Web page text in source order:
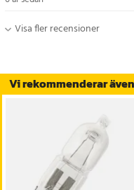
Vi rekommenderar även
Visa fler recensioner